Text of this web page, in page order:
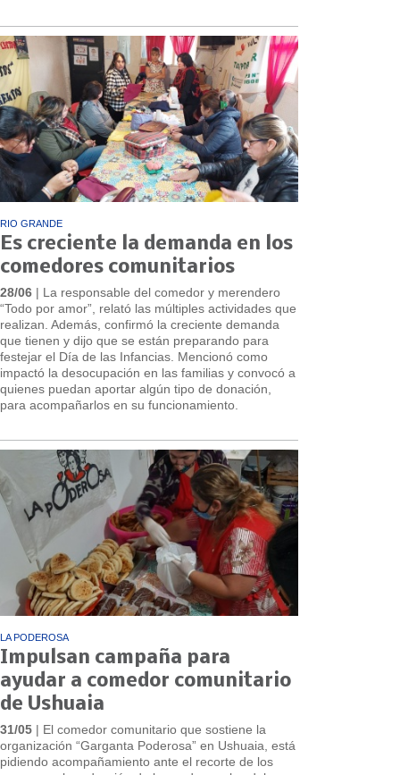
RIO GRANDE
Es creciente la demanda en los
comedores comunitarios
28/06 | La responsable del comedor y merendero
“Todo por amor”, relató las múltiples actividades que
realizan. Además, confirmó la creciente demanda
que tienen y dijo que se están preparando para
festejar el Día de las Infancias. Mencionó como
impactó la desocupación en las familias y convocó a
quienes puedan aportar algún tipo de donación,
para acompañarlos en su funcionamiento.
LA PODEROSA
Impulsan campaña para
ayudar a comedor comunitario
de Ushuaia
31/05 | El comedor comunitario que sostiene la
organización “Garganta Poderosa” en Ushuaia, está
pidiendo acompañamiento ante el recorte de los